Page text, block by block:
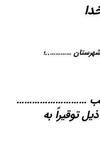
شهرستان …………..؛
………………………
توقیراً به